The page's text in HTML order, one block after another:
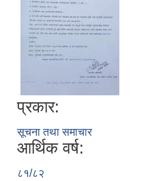
प्रकार:
सूचना तथा समाचार
आर्थिक वर्ष:
८१/८२